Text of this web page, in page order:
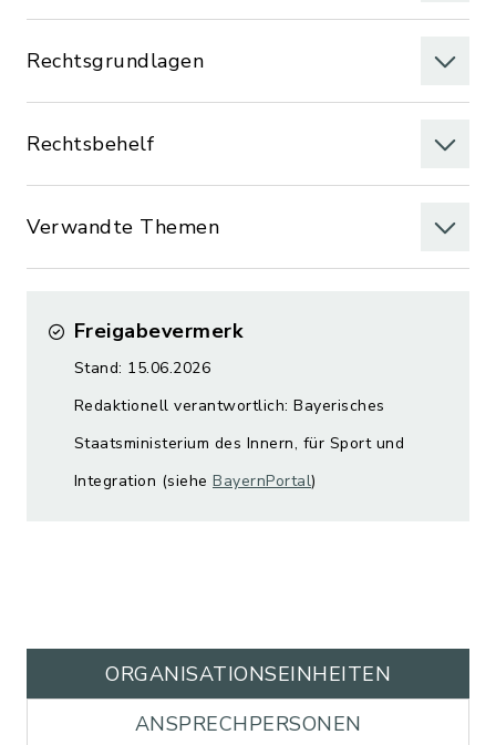
Rechtsgrundlagen
Rechtsbehelf
Verwandte Themen
Freigabevermerk
Stand: 15.06.2026
Redaktionell verantwortlich: Bayerisches
Staatsministerium des Innern, für Sport und
Integration (siehe BayernPortal)
ORGANISATIONS­EINHEITEN
ANSPRECHPERSONEN